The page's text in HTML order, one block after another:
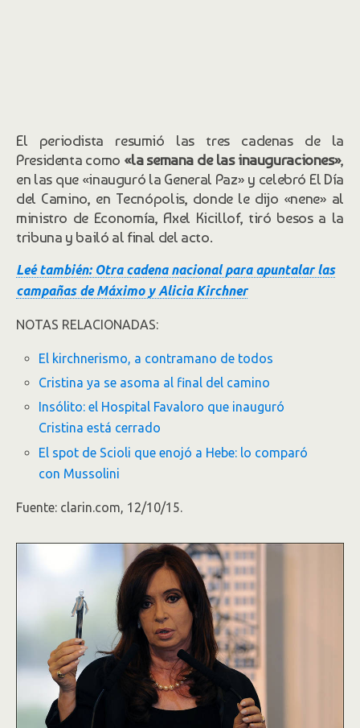
El periodista resumió las tres cadenas de la
Presidenta como «la semana de las inauguraciones»,
en las que «inauguró la General Paz» y celebró El Día
del Camino, en Tecnópolis, donde le dijo «nene» al
ministro de Economía, Axel Kicillof, tiró besos a la
tribuna y bailó al final del acto.
Leé también: Otra cadena nacional para apuntalar las
campañas de Máximo y Alicia Kirchner
NOTAS RELACIONADAS:
El kirchnerismo, a contramano de todos
Cristina ya se asoma al final del camino
Insólito: el Hospital Favaloro que inauguró
Cristina está cerrado
El spot de Scioli que enojó a Hebe: lo comparó
con Mussolini
Fuente: clarin.com, 12/10/15.